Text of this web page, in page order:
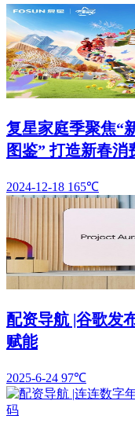
复星家庭季聚焦“
图鉴” 打造新春消
2024-12-18 165℃
配资导航 |谷歌发
赋能
2025-6-24 97℃